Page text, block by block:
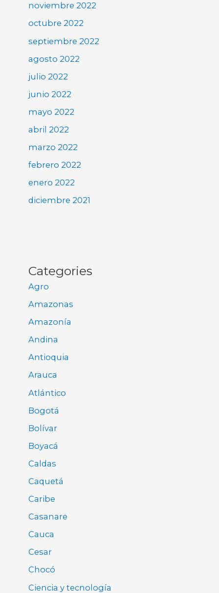
noviembre 2022
octubre 2022
septiembre 2022
agosto 2022
julio 2022
junio 2022
mayo 2022
abril 2022
marzo 2022
febrero 2022
enero 2022
diciembre 2021
Categories
Agro
Amazonas
Amazonía
Andina
Antioquia
Arauca
Atlántico
Bogotá
Bolívar
Boyacá
Caldas
Caquetá
Caribe
Casanare
Cauca
Cesar
Chocó
Ciencia y tecnología